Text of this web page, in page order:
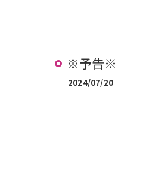
※予告※
2024/07/20